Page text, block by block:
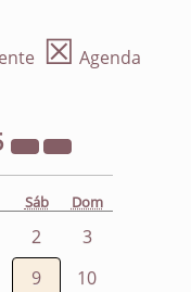
☒ Agenda
Sáb Dom
2
3
9
10